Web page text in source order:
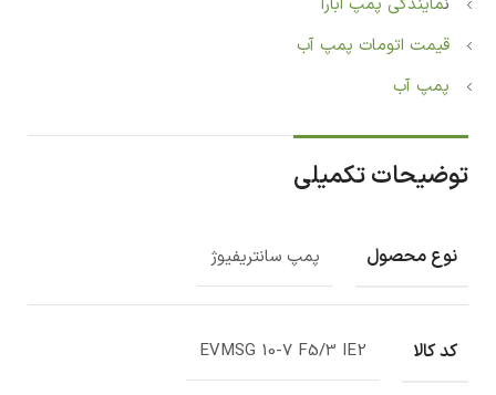
نمایندگی پمپ ابارا
قیمت اتومات پمپ آب
پمپ آب
توضیحات تکمیلی
نوع محصول پمپ سانتریفیوژ
کد کالا EVMSG 10-7 F5/3 IE2